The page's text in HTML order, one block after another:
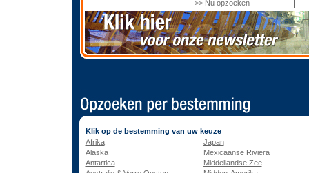
Klik op de bestemming van uw keuze
Afrika
Alaska
Antartica
Japan
Mexicaanse Riviera
Middellandse Zee